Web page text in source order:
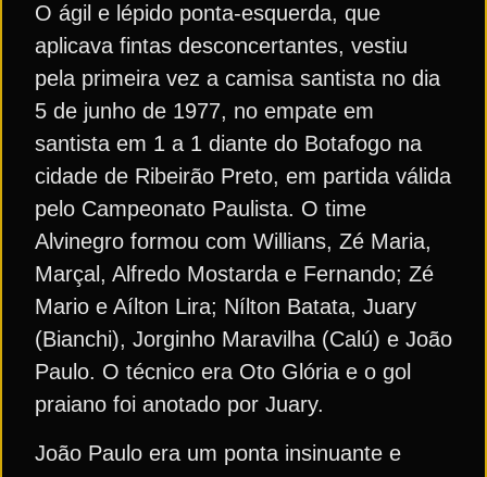
O ágil e lépido ponta-esquerda, que
aplicava fintas desconcertantes, vestiu
pela primeira vez a camisa santista no dia
5 de junho de 1977, no empate em
santista em 1 a 1 diante do Botafogo na
cidade de Ribeirão Preto, em partida válida
pelo Campeonato Paulista. O time
Alvinegro formou com Willians, Zé Maria,
Marçal, Alfredo Mostarda e Fernando; Zé
Mario e Aílton Lira; Nílton Batata, Juary
(Bianchi), Jorginho Maravilha (Calú) e João
Paulo. O técnico era Oto Glória e o gol
praiano foi anotado por Juary.
João Paulo era um ponta insinuante e